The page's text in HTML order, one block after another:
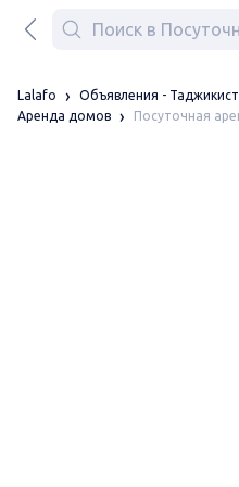
Lalafo Объявления -
Аренда домов
Посуточная